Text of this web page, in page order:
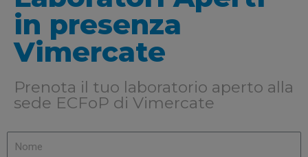
in presenza
Vimercate
Prenota il tuo laboratorio aperto alla
sede ECFoP di Vimercate